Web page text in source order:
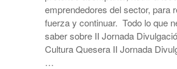
emprendedores del sector, para
fuerza y continuar. Todo lo que
saber sobre II Jornada
Cultura Quesera II Jornada
…